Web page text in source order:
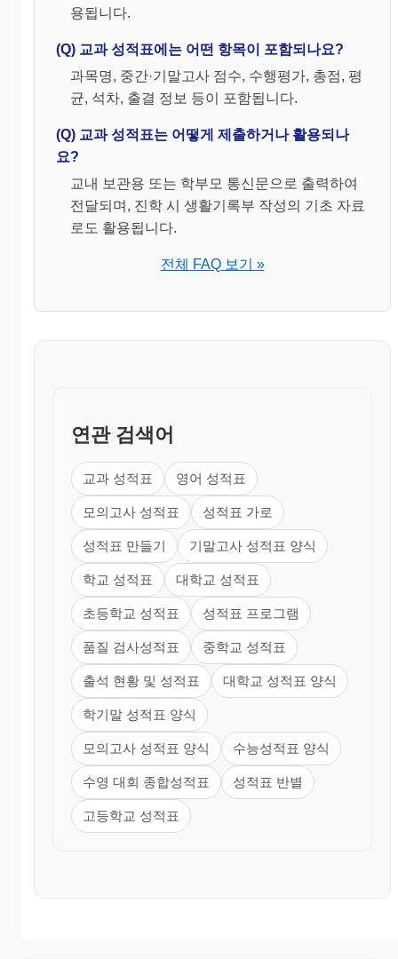
용됩니다.
(Q) 교과 성적표에는 어떤 항목이 포함되나요?
과목명, 중간·기말고사 점수, 수행평가, 총점, 평
균, 석차, 출결 정보 등이 포함됩니다.
(Q) 교과 성적표는 어떻게 제출하거나 활용되나
요?
교내 보관용 또는 학부모 통신문으로 출력하여
전달되며, 진학 시 생활기록부 작성의 기초 자료
로도 활용됩니다.
전체 FAQ 보기 »
연관 검색어
교과 성적표 영어 성적표
모의고사 성적표 성적표 가로
성적표 만들기 기말고사 성적표 양식
학교 성적표 대학교 성적표
초등학교 성적표 성적표 프로그램
품질 검사성적표 중학교 성적표
출석 현황 및 성적표 대학교 성적표 양식
학기말 성적표 양식
모의고사 성적표 양식 수능성적표 양식
수영 대회 종합성적표 성적표 반별
고등학교 성적표